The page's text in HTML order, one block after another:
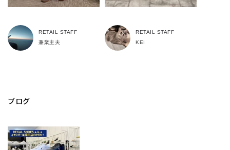
RETAIL STAFF
兼業主夫
RETAIL STAFF
KEI
ブログ